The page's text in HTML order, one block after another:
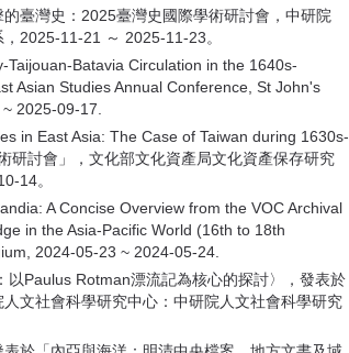
臺灣史：2025臺灣史國際學術研討會，中研院
2025-11-21 ～ 2025-11-23。
Batavia Circulation in the 1640s-
Asian Studies Annual Conference, St John's
2025-09-17.
in East Asia: The Case of Taiwan during 1630s-
研討會」，文化部文化資產局文化資產保存研究
14。
A Concise Overview from the VOC Archival
in the Asia-Pacific World (16th to 18th
2024-05-23 ~ 2024-05-24.
Paulus Rotman漂流記為核心的探討〉，發表於
文社會科學研究中心：中研院人文社會科學研究